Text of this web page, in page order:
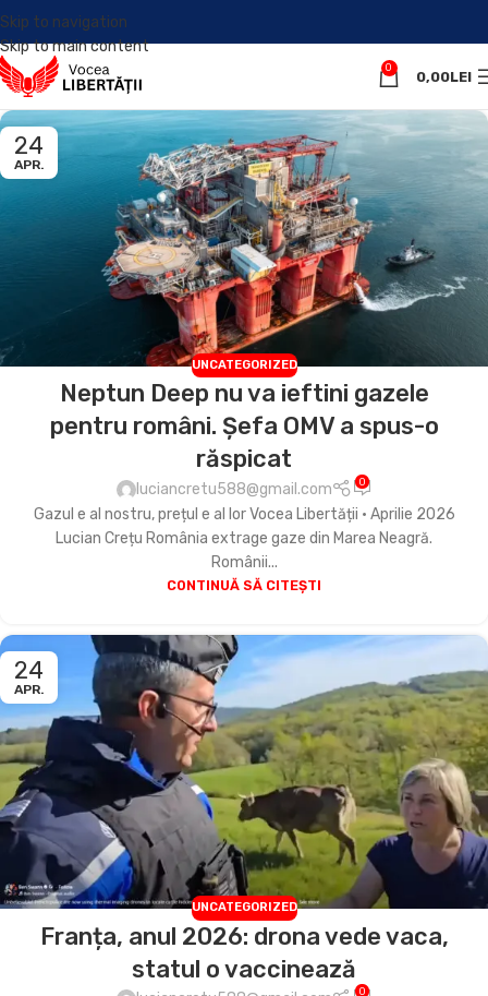
Skip to navigation
Skip to main content
0
0,00LEI
24
APR.
UNCATEGORIZED
Neptun Deep nu va ieftini gazele
pentru români. Șefa OMV a spus-o
răspicat
luciancretu588@gmail.com 0
Gazul e al nostru, prețul e al lor Vocea Libertății • Aprilie 2026
Lucian Crețu România extrage gaze din Marea Neagră.
Românii...
CONTINUĂ SĂ CITEȘTI
24
APR.
UNCATEGORIZED
Franța, anul 2026: drona vede vaca,
statul o vaccinează
0